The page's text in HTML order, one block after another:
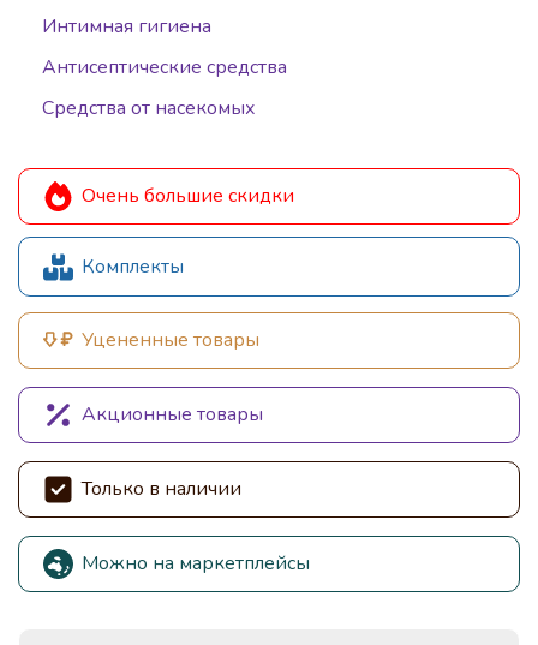
Интимная гигиена
Антисептические средства
Средства от насекомых
Очень большие скидки
Комплекты
Уцененные товары
Акционные товары
Только в наличии
Можно на маркетплейсы